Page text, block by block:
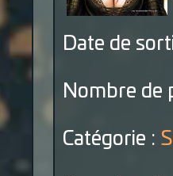
Date de
Nombre de
Catégorie :